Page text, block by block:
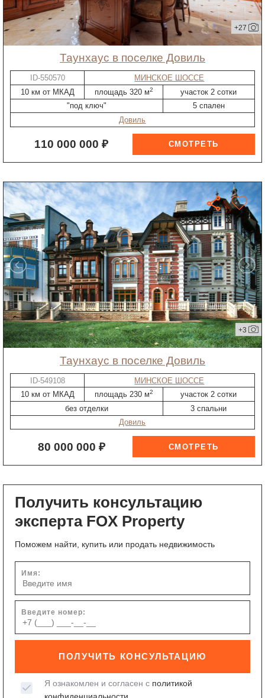
+27
таунхаус в поселке Довиль
ID-550570
МИНСКОЕ ШОССЕ
10 км от МКАД
площадь 320 м2
участок 2 сотки
"под ключ"
5 спален
Довиль
110 000 000 ₽
+3
таунхаус в поселке Довиль
ID-549108
МИНСКОЕ ШОССЕ
10 км от МКАД
площадь 230 м2
участок 2 сотки
без отделки
3 спальни
Довиль
80 000 000 ₽
Получить консультацию
эксперта FOX Property
Поможем найти, купить или продать недвижимость
Имя:
Введите номер:
ПОЛУЧИТЬ КОНСУЛЬТАЦИЮ
Я ознакомлен и согласен с политикой